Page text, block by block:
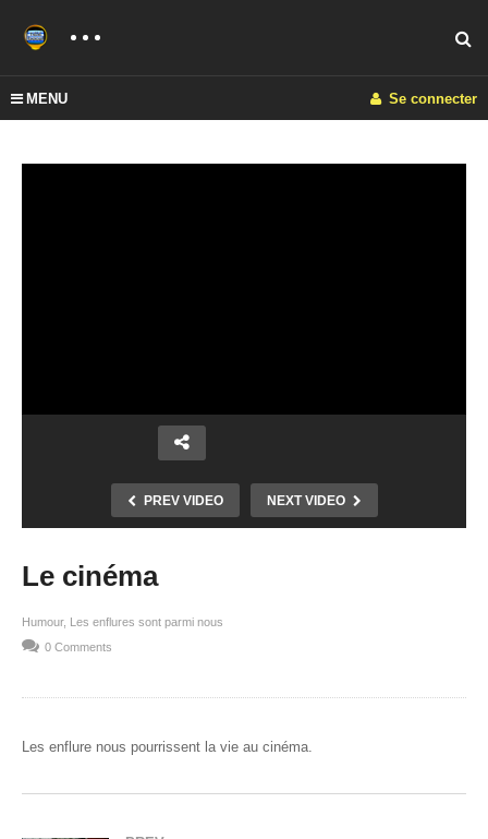
MENU Se connecter
PREV VIDEO NEXT VIDEO
Le cinéma
Humour
Les enflures sont parmi nous
0 Comments
Les enflure nous pourrissent la vie au cinéma.